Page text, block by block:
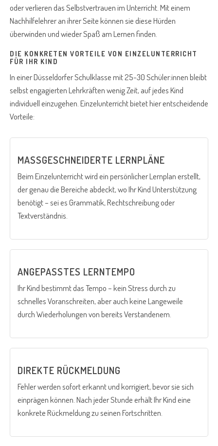
oder verlieren das Selbstvertrauen im Unterricht. Mit einem
Nachhilfelehrer an ihrer Seite können sie diese Hürden
überwinden und wieder Spaß am Lernen finden.
DIE KONKRETEN VORTEILE VON EINZELUNTERRICHT
FÜR IHR KIND
In einer Düsseldorfer Schulklasse mit 25-30 Schüler:innen bleibt
selbst engagierten Lehrkräften wenig Zeit, auf jedes Kind
individuell einzugehen. Einzelunterricht bietet hier entscheidende
Vorteile:
MASSGESCHNEIDERTE LERNPLÄNE
Beim Einzelunterricht wird ein persönlicher Lernplan erstellt,
der genau die Bereiche abdeckt, wo Ihr Kind Unterstützung
benötigt – sei es Grammatik, Rechtschreibung oder
Textverständnis.
ANGEPASSTES LERNTEMPO
Ihr Kind bestimmt das Tempo – kein Stress durch zu
schnelles Voranschreiten, aber auch keine Langeweile
durch Wiederholungen von bereits Verstandenem.
DIREKTE RÜCKMELDUNG
Fehler werden sofort erkannt und korrigiert, bevor sie sich
einprägen können. Nach jeder Stunde erhält Ihr Kind eine
konkrete Rückmeldung zu seinen Fortschritten.